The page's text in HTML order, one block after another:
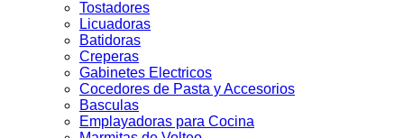
Tostadores
Licuadoras
Batidoras
Creperas
Gabinetes Electricos
Cocedores de Pasta y Accesorios
Basculas
Emplayadoras para Cocina